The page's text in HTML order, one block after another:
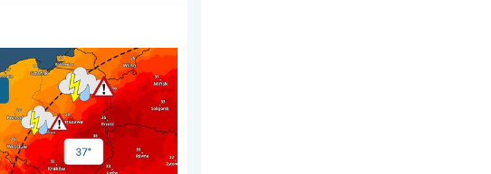
piątek, 7 sierpnia 2026
Kontrast termiczny. . . sobota, 1 sierpnia 2026